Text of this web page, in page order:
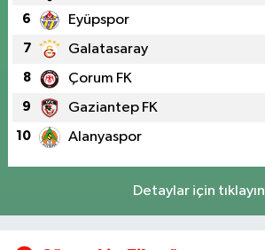
6 Eyüpspor
7 Galatasaray
8 Çorum FK
9 Gaziantep FK
10 Alanyaspor
Detaylar için tıklayın